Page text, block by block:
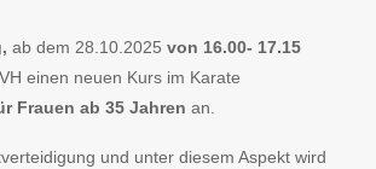
ab dem 28.10.2025 von 16.00- 17.15
einen neuen Kurs im Karate
Frauen ab 35 Jahren an.
und unter diesem Aspekt wird